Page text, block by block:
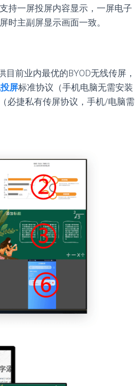
持一屏投屏内容显示，一屏电子
时主副屏显示画面一致。
前业内最优的BYOD无线传屏，
屏标准协议（手机电脑无需安装
必捷私有传屏协议，手机/电脑需